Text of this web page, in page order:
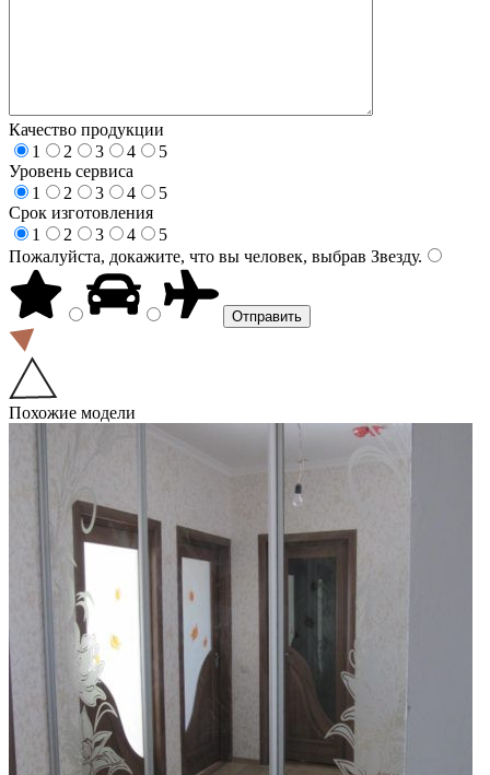
Качество продукции
1
2 3 4
5
Уровень сервиса
1
2 3 4
5
Срок изготовления
1
2 3 4
5
Пожалуйста, докажите, что вы человек, выбрав Звезду.
Похожие модели